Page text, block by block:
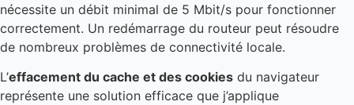
nécessite un débit minimal de 5 Mbit/s pour fonctionner
correctement. Un redémarrage du routeur peut résoudre
de nombreux problèmes de connectivité locale.
L’effacement du cache et des cookies du navigateur
représente une solution efficace que j’applique